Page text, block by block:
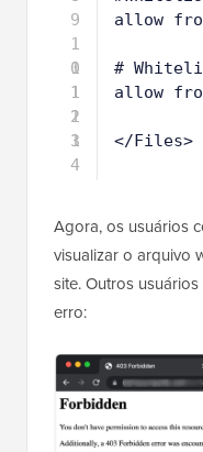
9
1
0
1
1
1
2
1
3
1
4
allow
#
allow
</Files>
Agora, os usuários
visualizar o arquivo
site. Outros
erro: